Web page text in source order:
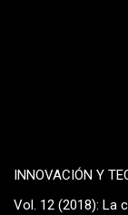
INNOVACIÓN Y
Vol. 12 (2018): La